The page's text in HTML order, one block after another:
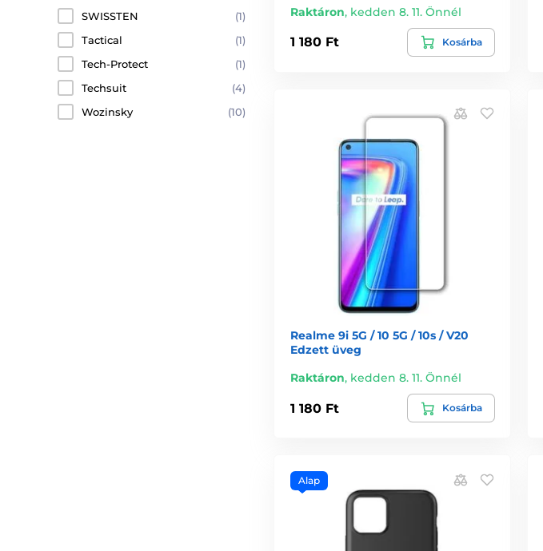
SWISSTEN
(1)
Tactical
(1)
Tech-Protect
(1)
Techsuit
(4)
Wozinsky
(10)
Raktáron, kedden 8. 11. Önnél
1 180 Ft Kosárba
Realme 9i 5G / 10 5G / 10s / V20
Edzett üveg
Raktáron, kedden 8. 11. Önnél
1 180 Ft Kosárba
Alap